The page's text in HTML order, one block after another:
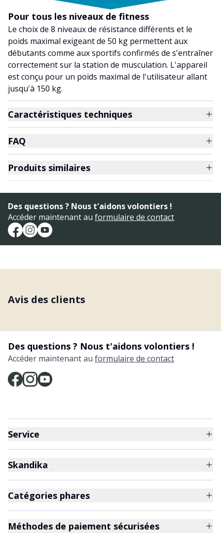
Pour tous les niveaux de fitness
Le choix de 8 niveaux de résistance différents et le
poids maximal exigeant de 50 kg permettent aux
débutants comme aux sportifs confirmés de s'entraîner
correctement sur la station de musculation. L'appareil
est conçu pour un poids maximal de l'utilisateur allant
jusqu'à 150 kg.
Caractéristiques techniques
FAQ
Produits similaires
Des questions ? Nous t'aidons volontiers !
Accéder maintenant au formulaire de contact
Avis des clients
Des questions ? Nous t'aidons volontiers !
Accéder maintenant au formulaire de contact
Service
Skandika
Catégories phares
Méthodes de paiement sécurisées